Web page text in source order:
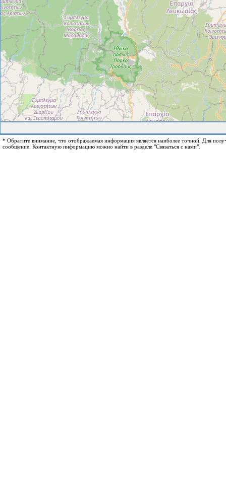
* Обратите внимание, что отображаемая информация является наиболее точной. Для
сообщение. Контактную информацию можно найти в разделе "Связаться с нами".